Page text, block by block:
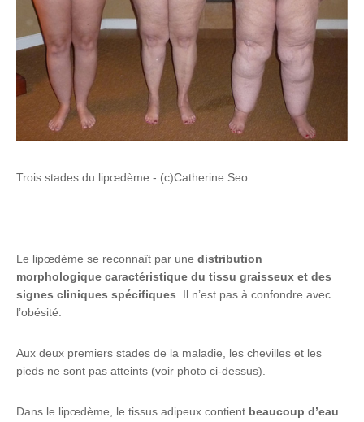
Trois stades du lipœdème - (c)Catherine Seo
Le lipœdème se reconnaît par une distribution
morphologique caractéristique du tissu graisseux et des
signes cliniques spécifiques . Il n’est pas à confondre avec
l’obésité.
Aux deux premiers stades de la maladie, les chevilles et les
pieds ne sont pas atteints (voir photo ci-dessus).
Dans le lipœdème, le tissus adipeux contient beaucoup d’eau